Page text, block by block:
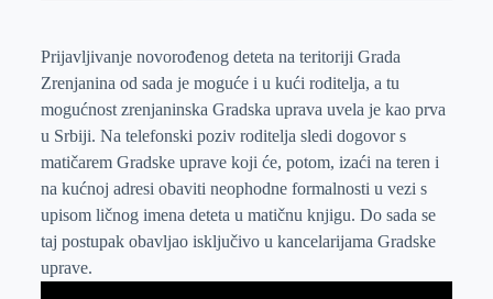
Prijavljivanje novorođenog deteta na teritoriji Grada
Zrenjanina od sada je moguće i u kući roditelja, a tu
mogućnost zrenjaninska Gradska uprava uvela je kao prva
u Srbiji. Na telefonski poziv roditelja sledi dogovor s
matičarem Gradske uprave koji će, potom, izaći na teren i
na kućnoj adresi obaviti neophodne formalnosti u vezi s
upisom ličnog imena deteta u matičnu knjigu. Do sada se
taj postupak obavljao isključivo u kancelarijama Gradske
uprave.